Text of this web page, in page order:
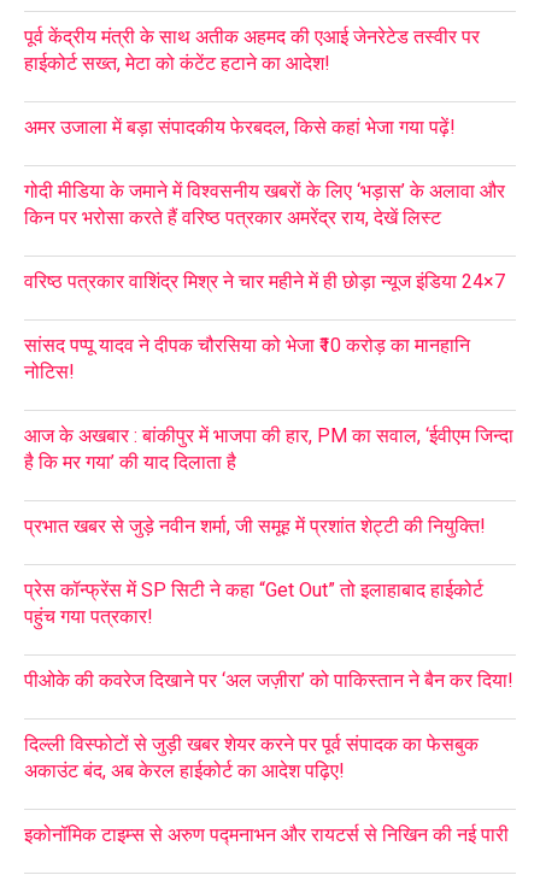
पूर्व केंद्रीय मंत्री के साथ अतीक अहमद की एआई जेनरेटेड तस्वीर पर
हाईकोर्ट सख्त, मेटा को कंटेंट हटाने का आदेश!
अमर उजाला में बड़ा संपादकीय फेरबदल, किसे कहां भेजा गया पढ़ें!
गोदी मीडिया के जमाने में विश्वसनीय खबरों के लिए ‘भड़ास’ के अलावा और
किन पर भरोसा करते हैं वरिष्ठ पत्रकार अमरेंद्र राय, देखें लिस्ट
वरिष्ठ पत्रकार वाशिंद्र मिश्र ने चार महीने में ही छोड़ा न्यूज इंडिया 24×7
सांसद पप्पू यादव ने दीपक चौरसिया को भेजा ₹10 करोड़ का मानहानि
नोटिस!
आज के अखबार : बांकीपुर में भाजपा की हार, PM का सवाल, ‘ईवीएम जिन्दा
है कि मर गया’ की याद दिलाता है
प्रभात खबर से जुड़े नवीन शर्मा, जी समूह में प्रशांत शेट्टी की नियुक्ति!
प्रेस कॉन्फ्रेंस में SP सिटी ने कहा “Get Out” तो इलाहाबाद हाईकोर्ट
पहुंच गया पत्रकार!
पीओके की कवरेज दिखाने पर ‘अल जज़ीरा’ को पाकिस्तान ने बैन कर दिया!
दिल्ली विस्फोटों से जुड़ी खबर शेयर करने पर पूर्व संपादक का फेसबुक
अकाउंट बंद, अब केरल हाईकोर्ट का आदेश पढ़िए!
इकोनॉमिक टाइम्स से अरुण पद्मनाभन और रायटर्स से निखिन की नई पारी